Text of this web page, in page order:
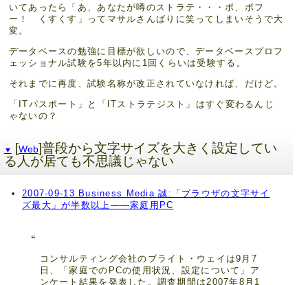
いてあったら「あ、あなたが噂のストラテ・・・ボ、ボフ
ー！ くすくす」ってマサルさんばりに笑ってしまいそうで大
変。
データベースの勉強に目標が欲しいので、データベースプロフ
ェッショナル試験を5年以内に1回くらいは受験する。
それまでに再度、試験名称が改正されていなければ、だけど。
「ITパスポート」と「ITストラテジスト」はすぐ変わるんじ
ゃないの？
▼ [Web]普段から文字サイズを大きく設定してい
る人が居ても不思議じゃない
2007-09-13 Business Media 誠:「ブラウザの文字サイ
ズ最大」が半数以上――家庭用PC
コンサルティング会社のブライト・ウェイは9月7
日、「家庭でのPCの使用状況、設定について」ア
ンケート結果を発表した。調査期間は2007年8月1